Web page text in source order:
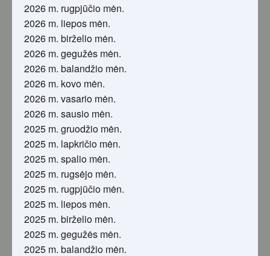
2026 m. rugpjūčio mėn.
2026 m. liepos mėn.
2026 m. birželio mėn.
2026 m. gegužės mėn.
2026 m. balandžio mėn.
2026 m. kovo mėn.
2026 m. vasario mėn.
2026 m. sausio mėn.
2025 m. gruodžio mėn.
2025 m. lapkričio mėn.
2025 m. spalio mėn.
2025 m. rugsėjo mėn.
2025 m. rugpjūčio mėn.
2025 m. liepos mėn.
2025 m. birželio mėn.
2025 m. gegužės mėn.
2025 m. balandžio mėn.